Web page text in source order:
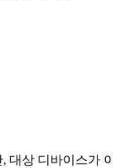
대상 디바이스가